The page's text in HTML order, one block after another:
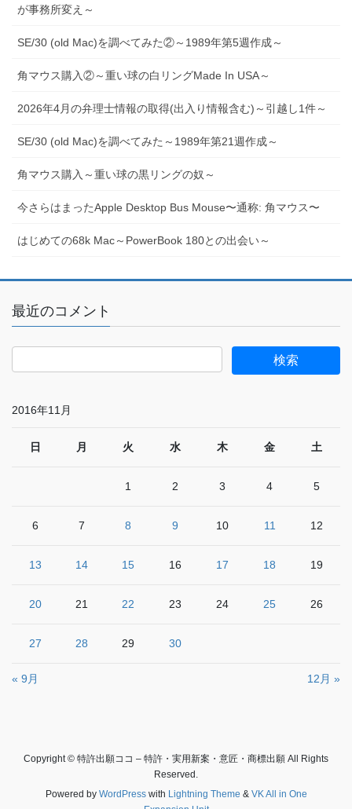
が事務所変え～
SE/30 (old Mac)を調べてみた②～1989年第5週作成～
角マウス購入②～重い球の白リングMade In USA～
2026年4月の弁理士情報の取得(出入り情報含む)～引越し1件～
SE/30 (old Mac)を調べてみた～1989年第21週作成～
角マウス購入～重い球の黒リングの奴～
今さらはまったApple Desktop Bus Mouse〜通称: 角マウス〜
はじめての68k Mac～PowerBook 180との出会い～
最近のコメント
2016年11月
日 月 火 水 木 金 土
1 2 3 4 5
6 7 8 9 10 11 12
13 14 15 16 17 18 19
20 21 22 23 24 25 26
27 28 29 30
« 9月 12月 »
Copyright © 特許出願ココ – 特許・実用新案・意匠・商標出願 All Rights
Reserved.
Powered by WordPresswith Lightning Theme & VK All in One